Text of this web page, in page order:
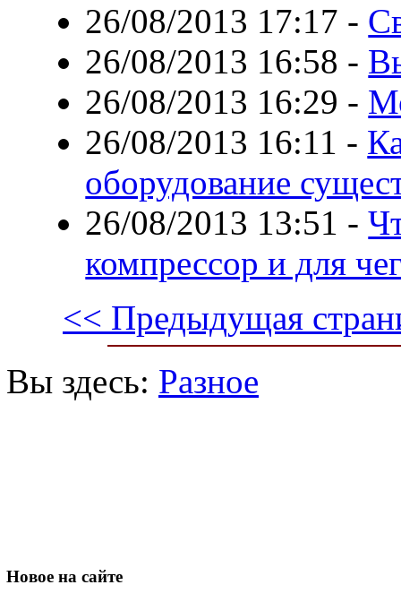
26/08/2013 17:17 -
26/08/2013 16:58 -
26/08/2013 16:29 -
26/08/2013 16:11 -
оборудование
26/08/2013 13:51 -
компрессор и для
<< Предыдущая
Вы здесь: Разное
Новое на сайте